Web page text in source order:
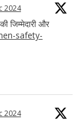
2024
जिम्मेदारी और
safety-
2024